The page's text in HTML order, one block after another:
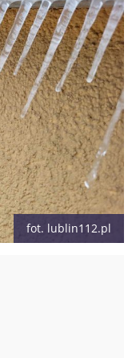
fot. lublin112.pl